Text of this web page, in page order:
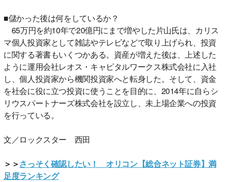
■儲かった後は何をしているか？
65万円を約10年で20億円にまで増やした片山氏は、カリス
マ個人投資家として雑誌やテレビなどで取り上げられ、投資
に関する著書もいくつかある。資産が増えた後は、上述した
ように運用会社レオス・キャピタルワークス株式会社に入社
し、個人投資家から機関投資家へと転身した。そして、資金
を社会に役に立つ投資に使うことを目的に、2014年に自らシ
リウスパートナーズ株式会社を設立し、未上場企業への投資
を行っている。
文／ロックスター 西田
＞＞さっそく確認したい！ オリコン【総合ネット証券】満
足度ランキング